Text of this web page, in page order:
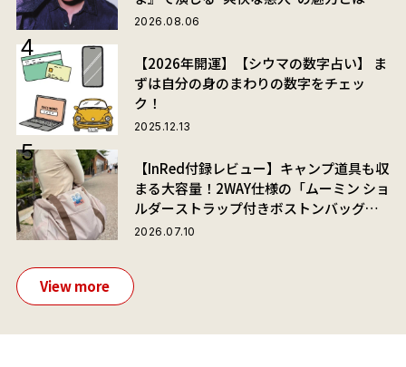
2026.08.06
【2026年開運】【シウマの数字占い】 ま
ずは自分の身のまわりの数字をチェッ
ク！
2025.12.13
【InRed付録レビュー】キャンプ道具も収
まる大容量！2WAY仕様の「ムーミン ショ
ルダーストラップ付きボストンバッグ」
が夏旅におすすめな理由
2026.07.10
View more